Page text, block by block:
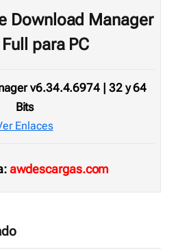
Download Manager
para PC
v6.34.4.6974 | 32 y 64
Bits
Enlaces
awdescargas.com